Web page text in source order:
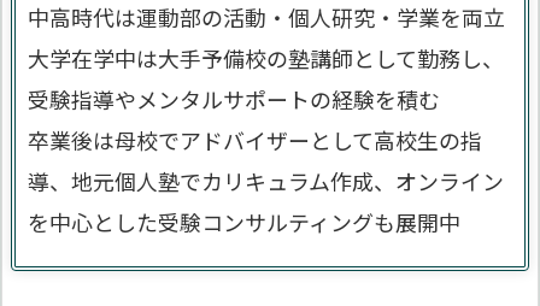
中高時代は運動部の活動・個人研究・学業を両立
大学在学中は大手予備校の塾講師として勤務し、
受験指導やメンタルサポートの経験を積む
卒業後は母校でアドバイザーとして高校生の指
導、地元個人塾でカリキュラム作成、オンライン
を中心とした受験コンサルティングも展開中